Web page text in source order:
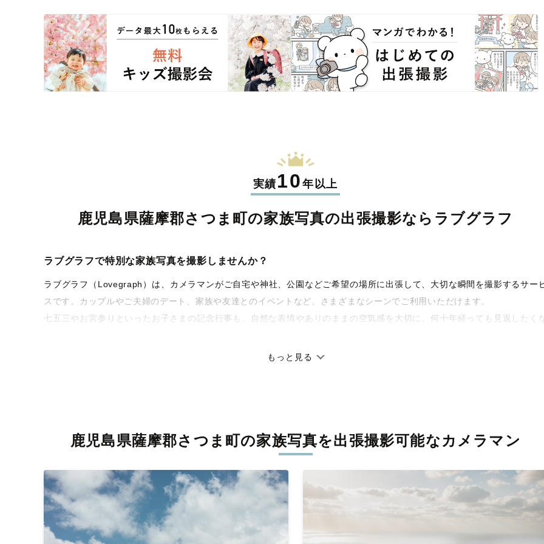
実績10年以上
鹿児島県薩摩郡さつま町の家族写真の出張撮影なら ラブグラフ
ラブグラフで特別な家族写真を撮影しませんか？
ラブグラフ（Lovegraph）は、カメラマンがご自宅や神社、公園などご希望の場所に出張して、大切な瞬間を撮影するサー
スです。カップルやご夫婦のデート、家族や友達とのイベントなど、さまざまなシーンでご利用いただけます。
七五三やお宮参りといったお子さまの記念行事も、自然な表情やありのままの空気感を大切に、何十年経っても見返したく
丁寧なレタッチで思い出を美しく仕上げます
りに。きっと「こんな写真を撮ってほしかった！」と思える一枚に出会えます。まずは、ラブグラフの撮影事例をご覧くだ
い。
もっと見る
鹿児島県薩摩郡さつま町の家族写真を出張撮影可能なカメラマン